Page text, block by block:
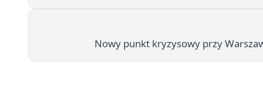
Nowy punkt kryzysowy przy